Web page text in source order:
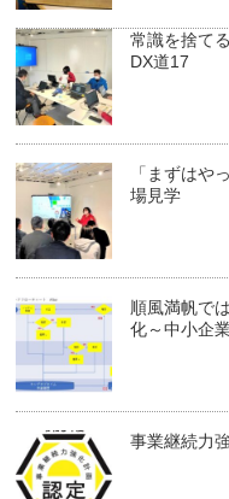
常識を捨て
DX道17
「まずはや
場見学
順風満帆で
化～中小企
事業継続力